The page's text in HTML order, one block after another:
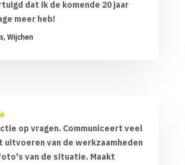
dat ik de komende 20 jaar
meer heb!
Wijchen
op vragen. Communiceert veel
uitvoeren van de werkzaamheden
van de situatie. Maakt